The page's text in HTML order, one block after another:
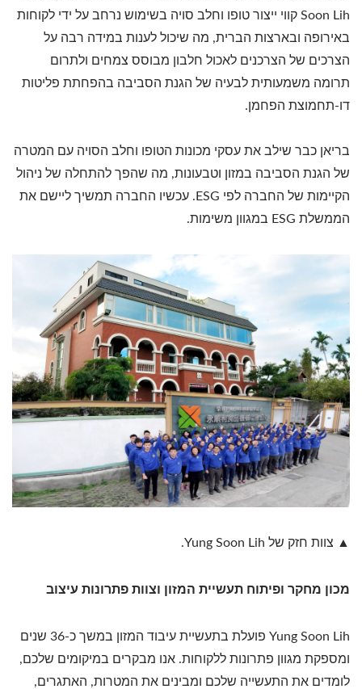
Soon Lih קווי ייצור טופו וחלב סויה בשימוש נרחב על ידי לקוחות
באירופה ובארצות הברית, מה שיכול לענות במידה רבה על
הצרכים של הצרכנים לאכול חלבון מבוסס צמחים ולתרום
תרומה משמעותית לבעיה של הגנת הסביבה בהפחתת פליטות
דו-תחמוצת הפחמן.
בריאן כבר שילב את עסקי מכונות הטופו וחלב הסויה עם המטרה
של הגנת הסביבה במזון וטבעונות, מה שהפך להתחלה של ניהול
הקיימות של החברה לפי ESG. עכשיו החברה תמשיך ליישם את
הממשלת ESG במגוון משימות.
▲ צוות חזק של Yung Soon Lih.
מכון מחקר ופיתוח תעשיית המזון וצוות פתרונות עיצוב
Yung Soon Lih פועלת בתעשיית עיבוד המזון במשך כ-36 שנים
ומספקת מגוון פתרונות ללקוחות. אנו מבקרים במיקומים שלכם,
לומדים את התעשייה שלכם ומבינים את המטרות, האתגרים,